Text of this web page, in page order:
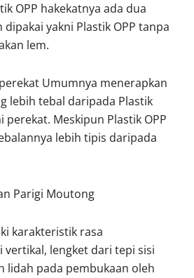
OPP hakekatnya ada dua
yakni Plastik OPP tanpa
lem.
Umumnya menerapkan
lebih tebal daripada Plastik
perekat. Meskipun Plastik OPP
lebih tipis daripada
Parigi Moutong
karakteristik rasa
lengket dari tepi sisi
lidah pada pembukaan oleh